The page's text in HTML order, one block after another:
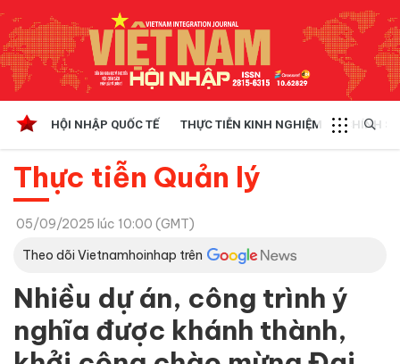
HỘI NHẬP QUỐC TẾ THỰC TIỄN KINH NGHIỆM CHÍNH
Thực tiễn Quản lý
05/09/2025 lúc 10:00 (GMT)
Theo dõi Vietnamhoinhap trên
Nhiều dự án, công trình ý
nghĩa được khánh thành,